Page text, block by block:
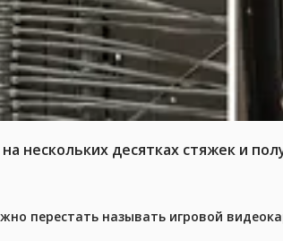
нескольких десятках стяжек и
перестать называть игровой